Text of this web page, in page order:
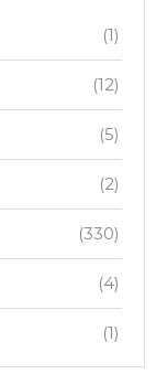
(1)
(12)
(5)
(2)
(330)
(4)
(1)